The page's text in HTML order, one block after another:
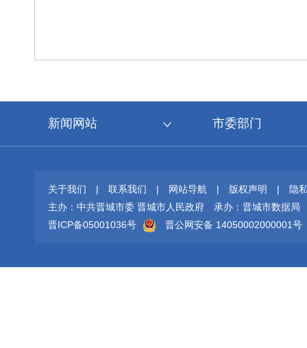
新闻网站 市委部门
关于我们 | 联系我们 | 网站导航 | 版权声明 |
隐
主办：中共晋城市委 晋城市人民政府
承办：晋城市数据局
晋ICP备05001036号
晋公网安备 14050002000001号